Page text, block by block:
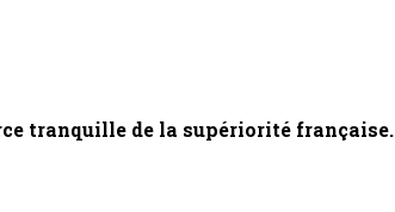
tranquille de la supériorité française.